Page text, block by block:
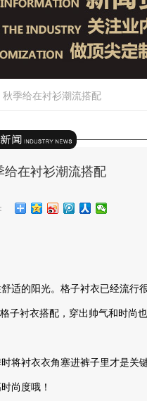
秋季给在衬衫潮流搭配
给在衬衫潮流搭配
适的阳光。格子衬衣已经流行
衬衣搭配，穿出帅气和时尚
将衬衣衣角塞进裤子里才是关
尚度哦！